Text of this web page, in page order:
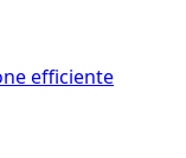
efficiente